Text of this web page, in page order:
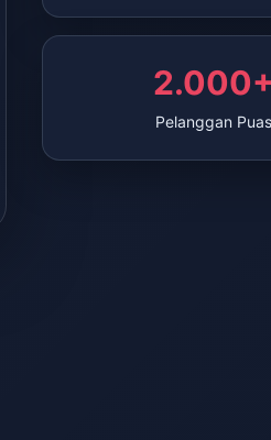
Pelanggan Puas